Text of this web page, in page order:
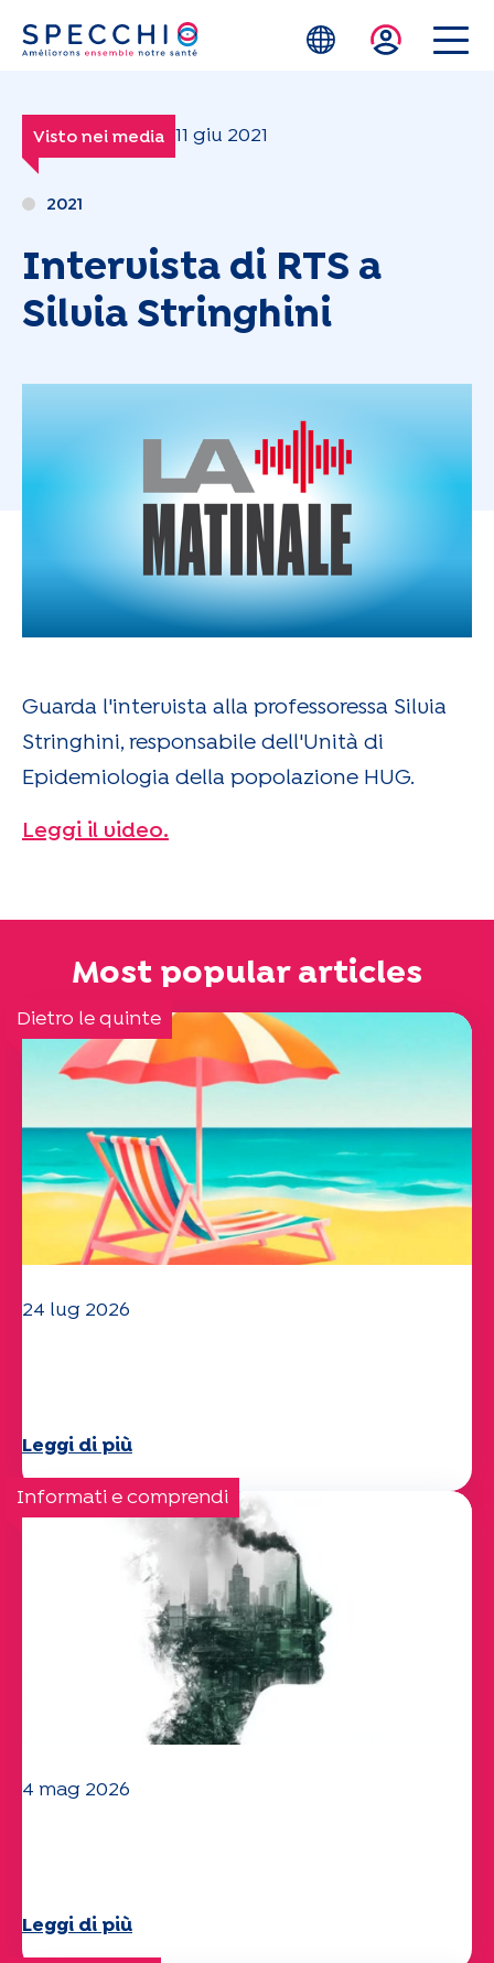
Skip to main content
Visto nei media 11 giu 2021
2021
Intervista di RTS a
Silvia Stringhini
Guarda l'intervista alla professoressa Silvia
Stringhini, responsabile dell'Unità di
Epidemiologia della popolazione HUG.
Leggi il video.
Most popular articles
Dietro le quinte
24 lug 2026
Leggi di più
Informati e comprendi
4 mag 2026
Leggi di più